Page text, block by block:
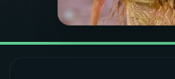
PROGRAMAÇÃO